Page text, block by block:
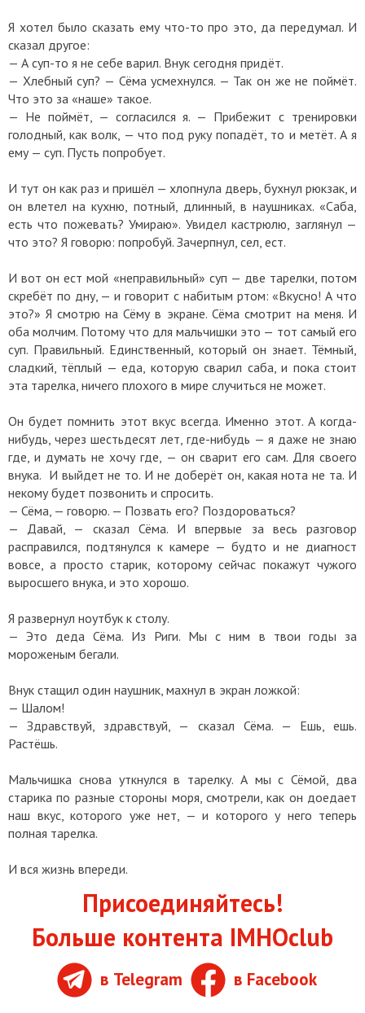
Я хотел было сказать ему что-то про это, да передумал. И
сказал другое:
— А суп-то я не себе варил. Внук сегодня придёт.
— Хлебный суп? — Сёма усмехнулся. — Так он же не поймёт.
Что это за «наше» такое.
— Не поймёт, — согласился я. — Прибежит с тренировки
голодный, как волк, — что под руку попадёт, то и метёт. А я
ему — суп. Пусть попробует.
И тут он как раз и пришёл — хлопнула дверь, бухнул рюкзак, и
он влетел на кухню, потный, длинный, в наушниках. «Саба,
есть что пожевать? Умираю». Увидел кастрюлю, заглянул —
что это? Я говорю: попробуй. Зачерпнул, сел, ест.
И вот он ест мой «неправильный» суп — две тарелки, потом
скребёт по дну, — и говорит с набитым ртом: «Вкусно! А что
это?» Я смотрю на Сёму в экране. Сёма смотрит на меня. И
оба молчим. Потому что для мальчишки это — тот самый его
суп. Правильный. Единственный, который он знает. Тёмный,
сладкий, тёплый — еда, которую сварил саба, и пока стоит
эта тарелка, ничего плохого в мире случиться не может.
Он будет помнить этот вкус всегда. Именно этот. А когда-
нибудь, через шестьдесят лет, где-нибудь — я даже не знаю
где, и думать не хочу где, — он сварит его сам. Для своего
внука. И выйдет не то. И не доберёт он, какая нота не та. И
некому будет позвонить и спросить.
— Сёма, — говорю. — Позвать его? Поздороваться?
— Давай, — сказал Сёма. И впервые за весь разговор
расправился, подтянулся к камере — будто и не диагност
вовсе, а просто старик, которому сейчас покажут чужого
выросшего внука, и это хорошо.
Я развернул ноутбук к столу.
— Это деда Сёма. Из Риги. Мы с ним в твои годы за
мороженым бегали.
Внук стащил один наушник, махнул в экран ложкой:
— Шалом!
— Здравствуй, здравствуй, — сказал Сёма. — Ешь, ешь.
Растёшь.
Мальчишка снова уткнулся в тарелку. А мы с Сёмой, два
старика по разные стороны моря, смотрели, как он доедает
наш вкус, которого уже нет, — и которого у него теперь
полная тарелка.
И вся жизнь впереди.
Присоединяйтесь!
Больше контента IMHOclub
в Telegram в Facebook